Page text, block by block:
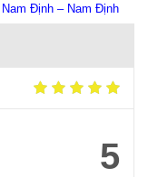
Định – Nam Định
5